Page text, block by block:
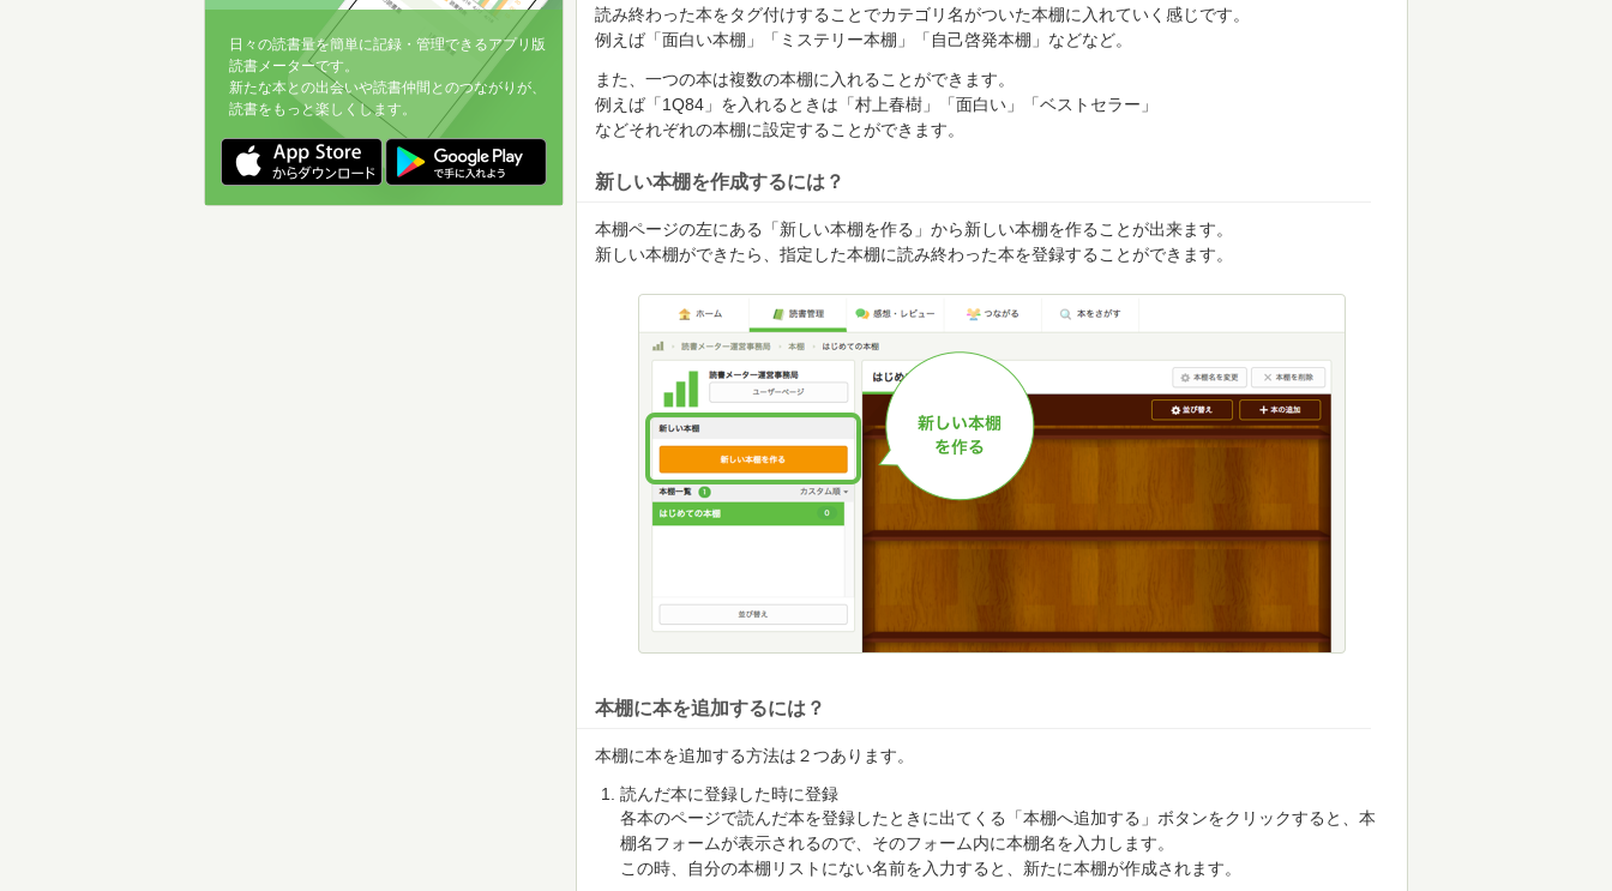
日々の読書量を簡単に記録・管理できるアプリ版
読書メーターです。
新たな本との出会いや読書仲間とのつながりが、
読書をもっと楽しくします。
読み終わった本をタグ付けすることでカテゴリ名がついた本棚に入れていく感じです。
例えば「面白い本棚」「ミステリー本棚」「自己啓発本棚」などなど。
また、一つの本は複数の本棚に入れることができます。
例えば「1Q84」を入れるときは「村上春樹」「面白い」「ベストセラー」
などそれぞれの本棚に設定することができます。
新しい本棚を作成するには？
本棚ページの左にある「新しい本棚を作る」から新しい本棚を作ることが出来ます。
新しい本棚ができたら、指定した本棚に読み終わった本を登録することができます。
本棚に本を追加するには？
本棚に本を追加する方法は２つあります。
読んだ本に登録した時に登録
各本のページで読んだ本を登録したときに出てくる「本棚へ追加する」ボタンをクリックすると、本
棚名フォームが表示されるので、そのフォーム内に本棚名を入力します。
この時、自分の本棚リストにない名前を入力すると、新たに本棚が作成されます。